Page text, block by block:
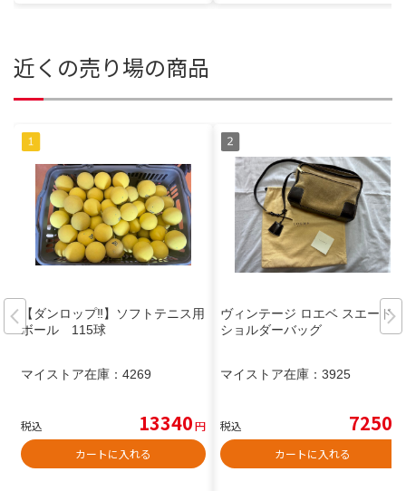
近くの売り場の商品
【ダンロップ‼️】ソフトテニス用
ボール 115球
マイストア在庫： 4269
税込 13340円
カートに入れる
ヴィンテージ ロエベ スエード
ショルダーバッグ
マイストア在庫： 3925
税込 7250
カートに入れる